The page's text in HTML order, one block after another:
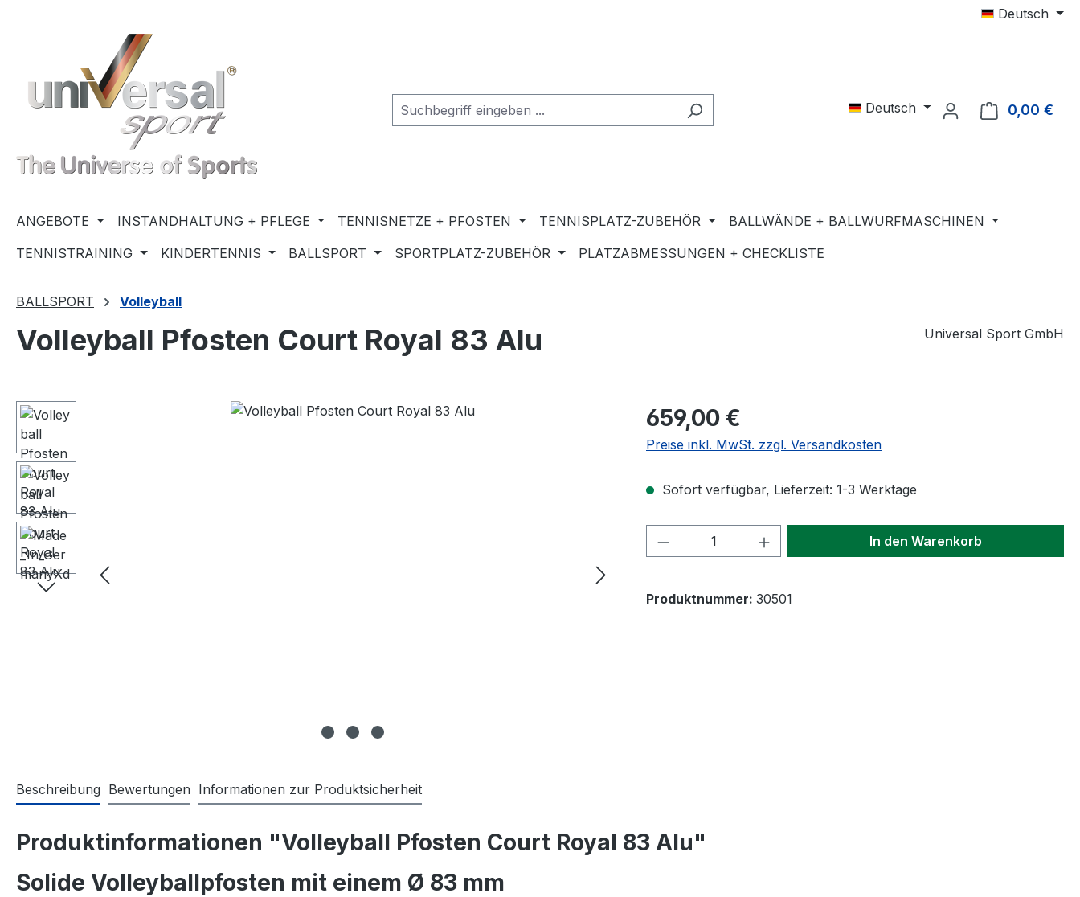
Deutsch
Deutsch 0,00 €
ANGEBOTE INSTANDHALTUNG + PFLEGE TENNISNETZE + PFOSTEN TENNISPLATZ-ZUBEHÖR
BALLWÄNDE + BALLWURFMASCHINEN
TENNISTRAINING
KINDERTENNIS BALLSPORT SPORTPLATZ-ZUBEHÖR PLATZABMESSUNGEN + CHECKLISTE
BALLSPORT Volleyball
Volleyball Pfosten Court Royal 83 Alu Universal Sport GmbH
Bildergalerie überspringen Regulärer Preis:
659,00 €
Preise inkl. MwSt. zzgl. Versandkosten
Sofort verfügbar, Lieferzeit: 1-3 Werktage
Produkt Anzahl: Gib den gewünschten Wert
In den Warenkorb
Produktnummer: 30501
Beschreibung Bewertungen Informationen zur Produktsicherheit
Produktinformationen "Volleyball Pfosten Court Royal 83 Alu"
Solide Volleyballpfosten mit einem Ø 83 mm